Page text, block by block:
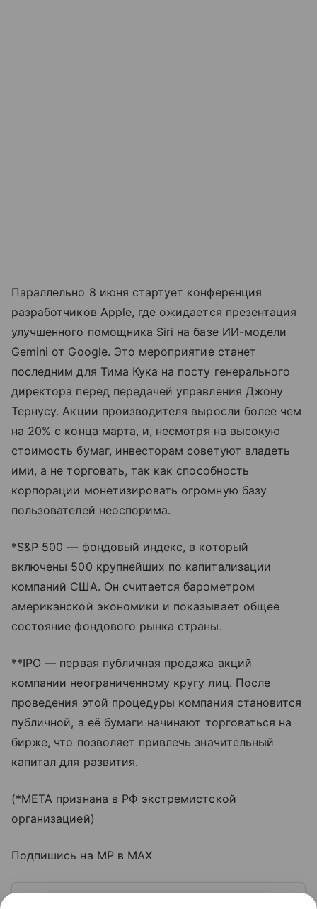
Параллельно 8 июня стартует конференция
разработчиков Apple, где ожидается презентация
улучшенного помощника Siri на базе ИИ-модели
Gemini от Google. Это мероприятие станет
последним для Тима Кука на посту генерального
директора перед передачей управления Джону
Тернусу. Акции производителя выросли более чем
на 20% с конца марта, и, несмотря на высокую
стоимость бумаг, инвесторам советуют владеть
ими, а не торговать, так как способность
корпорации монетизировать огромную базу
пользователей неоспорима.
*S&P 500 — фондовый индекс, в который
включены 500 крупнейших по капитализации
компаний США. Он считается барометром
американской экономики и показывает общее
состояние фондового рынка страны.
**IPO — первая публичная продажа акций
компании неограниченному кругу лиц. После
проведения этой процедуры компания становится
публичной, а её бумаги начинают торговаться на
бирже, что позволяет привлечь значительный
капитал для развития.
(*META признана в РФ экстремистской
организацией)
Подпишись на MP в MAX